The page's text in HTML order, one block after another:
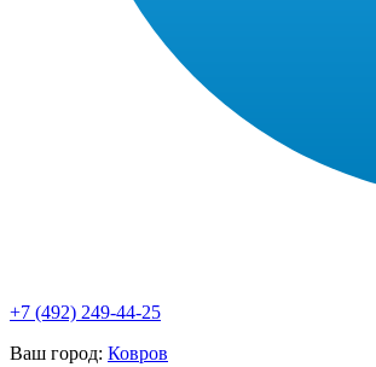
+7 (492) 249-44-25
Ваш город: Ковров